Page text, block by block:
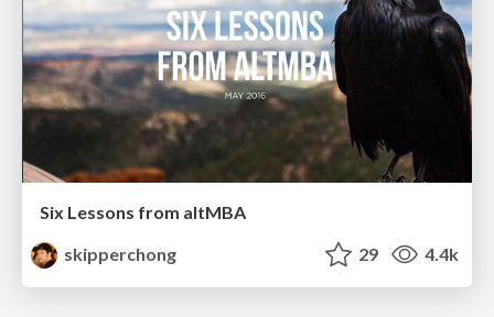
Six Lessons from altMBA
skipperchong
29 4.4k